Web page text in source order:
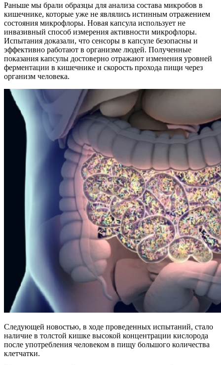
Раньше мы брали образцы для анализа состава микробов в
кишечнике, которые уже не являлись истинным отражением
состояния микрофлоры. Новая капсула использует не
инвазивный способ измерения активности микрофлоры.
Испытания доказали, что сенсоры в капсуле безопасны и
эффективно работают в организме людей. Полученные
показания капсулы достоверно отражают изменения уровней
ферментации в кишечнике и скорость прохода пищи через
организм человека.
Следующей новостью, в ходе проведенных испытаний, стало
наличие в толстой кишке высокой концентрации кислорода
после употребления человеком в пищу большого количества
клетчатки.